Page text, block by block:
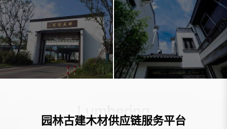
园林古建木材供应链服务平台
Lumbering